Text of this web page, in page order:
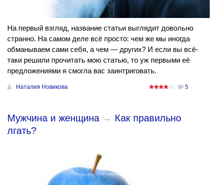
На первый взгляд, название статьи выглядит довольно
странно. На самом деле всё просто: чем же мы иногда
обманываем сами себя, а чем — других? И если вы всё-
таки решили прочитать мою статью, то уж первыми её
предложениями я смогла вас заинтриговать.
Наталия Новикова 5
Мужчина и женщина → Как правильно
лгать?